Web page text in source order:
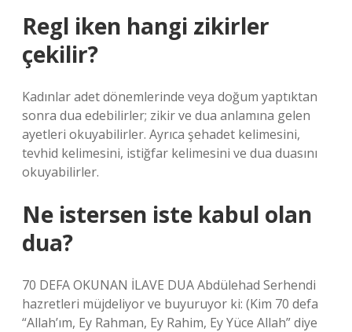
Regl iken hangi zikirler
çekilir?
Kadınlar adet dönemlerinde veya doğum yaptıktan
sonra dua edebilirler; zikir ve dua anlamına gelen
ayetleri okuyabilirler. Ayrıca şehadet kelimesini,
tevhid kelimesini, istiğfar kelimesini ve dua duasını
okuyabilirler.
Ne istersen iste kabul olan
dua?
70 DEFA OKUNAN İLAVE DUA Abdülehad Serhendi
hazretleri müjdeliyor ve buyuruyor ki: (Kim 70 defa
“Allah’ım, Ey Rahman, Ey Rahim, Ey Yüce Allah” diye